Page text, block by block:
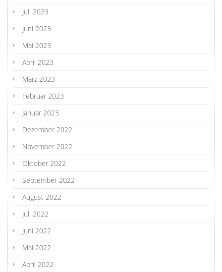
Juli 2023
Juni 2023
Mai 2023
April 2023
März 2023
Februar 2023
Januar 2023
Dezember 2022
November 2022
Oktober 2022
September 2022
August 2022
Juli 2022
Juni 2022
Mai 2022
April 2022